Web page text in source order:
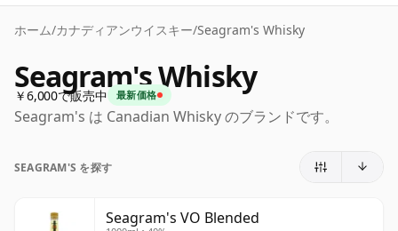
ホーム/カナディアンウイスキー/Seagram's Whisky
Seagram's Whisky
￥6,000で販売中 最新価格
Seagram's は Canadian Whisky のブランドです。
SEAGRAM'S を探す
Seagram's VO Blended